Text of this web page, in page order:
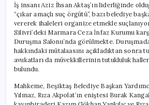
İş insanı Aziz İhsan Aktaş’ın liderliğinde
“çıkar amaçlı suç örgütü”, bazı belediye
vererek ihaleleri organize etmekle
Silivri’deki Marmara Ceza İnfaz Kurumu
Duruşma Salonu’nda görülmekte.
hakkındaki mütalaasını açıkladıktan sonra
avukatları da müvekkillerinin tutukluluk
bulundu.
Mahkeme, Beşiktaş Belediye Başkan
Yılmaz, Rıza Akpolat’ın eniştesi Burak